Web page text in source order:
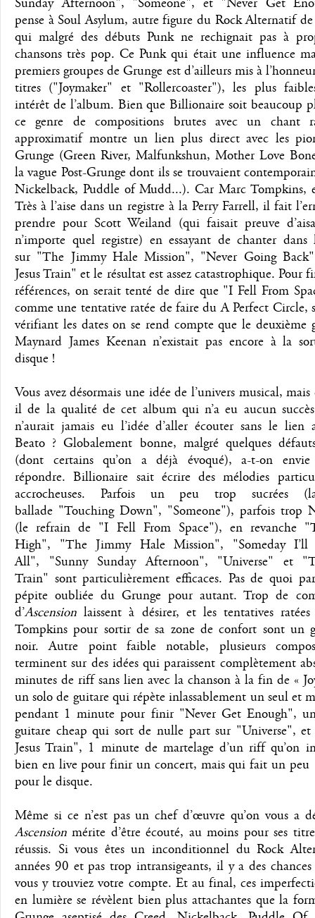
Sunday Afternoon", "Someone", et "Never Get
pense à Soul Asylum, autre figure du Rock Alternatif de
qui malgré des débuts Punk ne rechignait pas à
chansons très pop. Ce Punk qui était une influence
premiers groupes de Grunge est d’ailleurs mis à
titres ("Joymaker" et "Rollercoaster"), les plus
intérêt de l’album. Bien que Billionaire soit beaucoup
ce genre de compositions brutes avec un chant
approximatif montre un lien plus direct avec les
Grunge (Green River, Malfunkshun, Mother Love
la vague Post-Grunge dont ils se trouvaient
Nickelback, Puddle of Mudd...). Car Marc Tompkins,
Très à l’aise dans un registre à la Perry Farrell, il fait
prendre pour Scott Weiland (qui faisait preuve
n’importe quel registre) en essayant de chanter dans
sur "The Jimmy Hale Mission", "Never Going
Jesus Train" et le résultat est assez catastrophique. Pour
références, on serait tenté de dire que "I Fell From
comme une tentative ratée de faire du A Perfect Circle,
vérifiant les dates on se rend compte que le deuxième
Maynard James Keenan n’existait pas encore à la
disque !
Vous avez désormais une idée de l’univers musical, mais
il de la qualité de cet album qui n’a eu aucun
n’aurait jamais eu l’idée d’aller écouter sans le lien
Beato ? Globalement bonne, malgré quelques
(dont certains qu’on a déjà évoqué), a-t-on
répondre. Billionaire sait écrire des mélodies
accrocheuses. Parfois un peu trop sucrées
ballade "Touching Down", "Someone"), parfois trop
(le refrain de "I Fell From Space"), en revanche
High", "The Jimmy Hale Mission", "Someday
All", "Sunny Sunday Afternoon", "Universe" et
Train" sont particulièrement efficaces. Pas de quoi
pépite oubliée du Grunge pour autant. Trop de
d’Ascension laissent à désirer, et les tentatives
Tompkins pour sortir de sa zone de confort sont un
noir. Autre point faible notable, plusieurs
terminent sur des idées qui paraissent complètement
minutes de riff sans lien avec la chanson à la fin de «
un solo de guitare qui répète inlassablement un seul et
pendant 1 minute pour finir "Never Get Enough",
guitare cheap qui sort de nulle part sur "Universe",
Jesus Train", 1 minute de martelage d’un riff qu’on
bien en live pour finir un concert, mais qui fait un peu
pour le disque.
Même si ce n’est pas un chef d’œuvre qu’on vous a
Ascension mérite d’être écouté, au moins pour ses
réussis. Si vous êtes un inconditionnel du Rock
années 90 et pas trop intransigeants, il y a des
vous y trouviez votre compte. Et au final, ces
en lumière se révèlent bien plus attachantes que la